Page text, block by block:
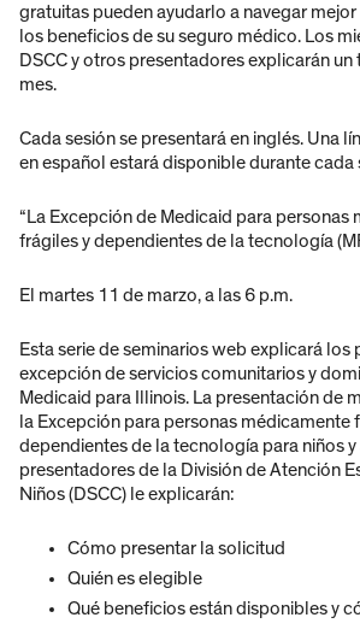
gratuitas pueden ayudarlo a navegar
los beneficios de su seguro médico. Los
DSCC y otros presentadores explicarán
mes.
Cada sesión se presentará en inglés. Una
en español estará disponible durante cada
“La Excepción de Medicaid para personas
frágiles y dependientes de la tecnología
El martes 11 de marzo, a las 6 p.m.
Esta serie de seminarios web explicará los
excepción de servicios comunitarios y
Medicaid para Illinois. La presentación de
la Excepción para personas médicamente
dependientes de la tecnología para niños
presentadores de la División de Atención
Niños (DSCC) le explicarán:
Cómo presentar la solicitud
Quién es elegible
Qué beneficios están disponibles y